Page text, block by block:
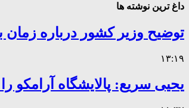
داغ ترین نوشته ها
توضیح وزیر کشور درباره زمان
۱۳:۱۹
یحیی سریع: پالایشگاه آرامکو